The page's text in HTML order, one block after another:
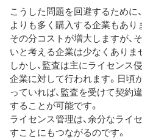
こうした問題を回避するために
よりも多く購入する企業もあ
その分コストが増大しますが、
いと考える企業は少なくありま
しかし、監査は主にライセンス
企業に対して行われます。日頃
っていれば、監査を受けて契約
することが可能です。
ライセンス管理は、余分なライ
すことにもつながるのです。